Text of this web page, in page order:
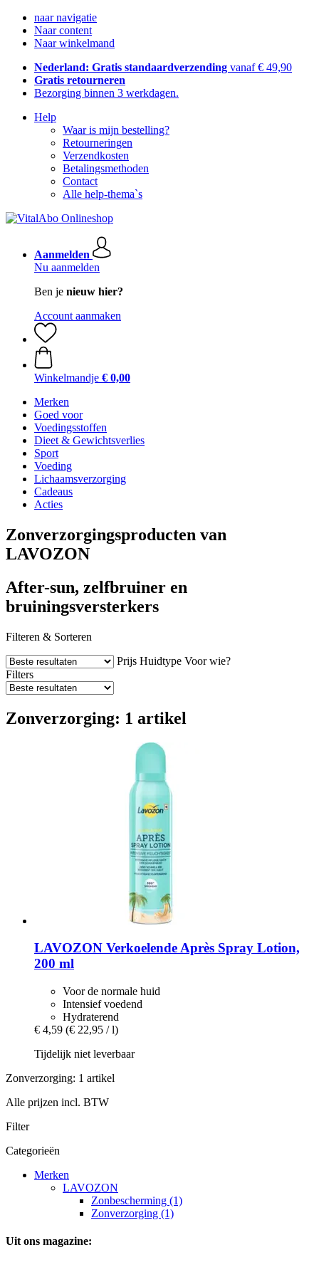
naar navigatie
Naar content
Naar winkelmand
Nederland: Gratis standaardverzending vanaf € 49,90
Gratis retourneren
Bezorging binnen 3 werkdagen.
Help
Waar is mijn bestelling?
Retourneringen
Verzendkosten
Betalingsmethoden
Contact
Alle help-thema`s
Aanmelden
Nu aanmelden
Ben je nieuw hier?
Account aanmaken
Winkelmandje € 0,00
Merken
Goed voor
Voedingsstoffen
Dieet & Gewichtsverlies
Sport
Voeding
Lichaamsverzorging
Cadeaus
Acties
Zonverzorgingsproducten van
LAVOZON
After-sun, zelfbruiner en
bruiningsversterkers
Filteren & Sorteren
Prijs Huidtype Voor wie?
Filters
Zonverzorging: 1 artikel
LAVOZON Verkoelende Après Spray Lotion,
200 ml
Voor de normale huid
Intensief voedend
Hydraterend
€ 4,59 (€ 22,95 / l)
Tijdelijk niet leverbaar
Zonverzorging: 1 artikel
Alle prijzen incl. BTW
Filter
Categorieën
Merken
LAVOZON
Zonbescherming (1)
Zonverzorging (1)
Uit ons magazine: